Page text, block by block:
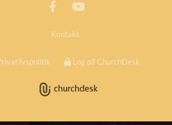
Kontakt
Log på ChurchDesk